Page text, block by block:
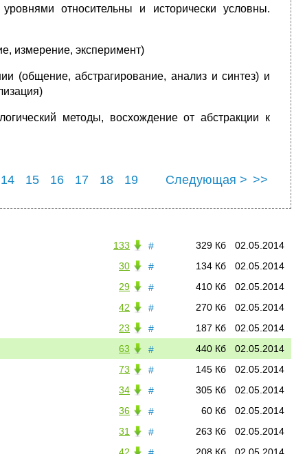
относительны и исторически условны.
измерение, эксперимент)
(общение, абстрагирование, анализ и синтез) и
методы, восхождение от абстракции к
14 15 16 17 18
19
Следующая > >>
# 02.05.2014
329 Кб
133
#
02.05.2014
134 Кб
30
#
02.05.2014
410 Кб
29
#
02.05.2014
270 Кб
42
#
02.05.2014
187 Кб
23
#
02.05.2014
440 Кб
63
#
02.05.2014
145 Кб
73
#
02.05.2014
305 Кб
34
#
02.05.2014
60 Кб
36
#
02.05.2014
263 Кб
31
02.05.2014
208 Кб
42